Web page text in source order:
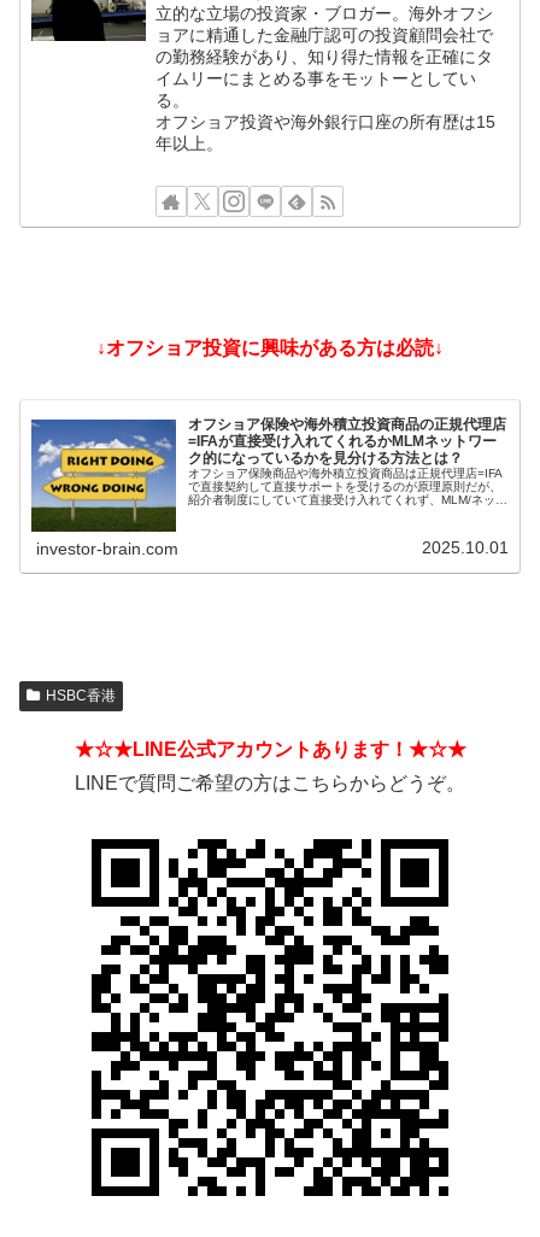
立的な立場の投資家・ブロガー。海外オフシ
ョアに精通した金融庁認可の投資顧問会社で
の勤務経験があり、知り得た情報を正確にタ
イムリーにまとめる事をモットーとしてい
る。
オフショア投資や海外銀行口座の所有歴は15
年以上。
↓オフショア投資に興味がある方は必読↓
オフショア保険や海外積立投資商品の正規代理店
=IFAが直接受け入れてくれるかMLMネットワー
ク的になっているかを見分ける方法とは？
オフショア保険商品や海外積立投資商品は正規代理店=IFA
で直接契約して直接サポートを受けるのが原理原則だが、
紹介者制度にしていて直接受け入れてくれず、MLM/ネット
investor-brain.com 2025.10.01
HSBC香港
★☆★LINE公式アカウントあります！★☆★
LINEで質問ご希望の方はこちらからどうぞ。